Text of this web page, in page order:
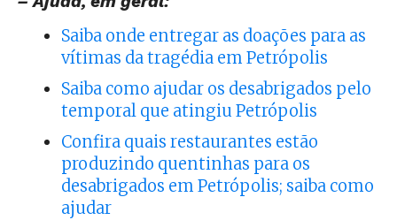
Saiba onde entregar as doações para as
vítimas da tragédia em Petrópolis
Saiba como ajudar os desabrigados pelo
temporal que atingiu Petrópolis
Confira quais restaurantes estão
produzindo quentinhas para os
desabrigados em Petrópolis; saiba como
ajudar